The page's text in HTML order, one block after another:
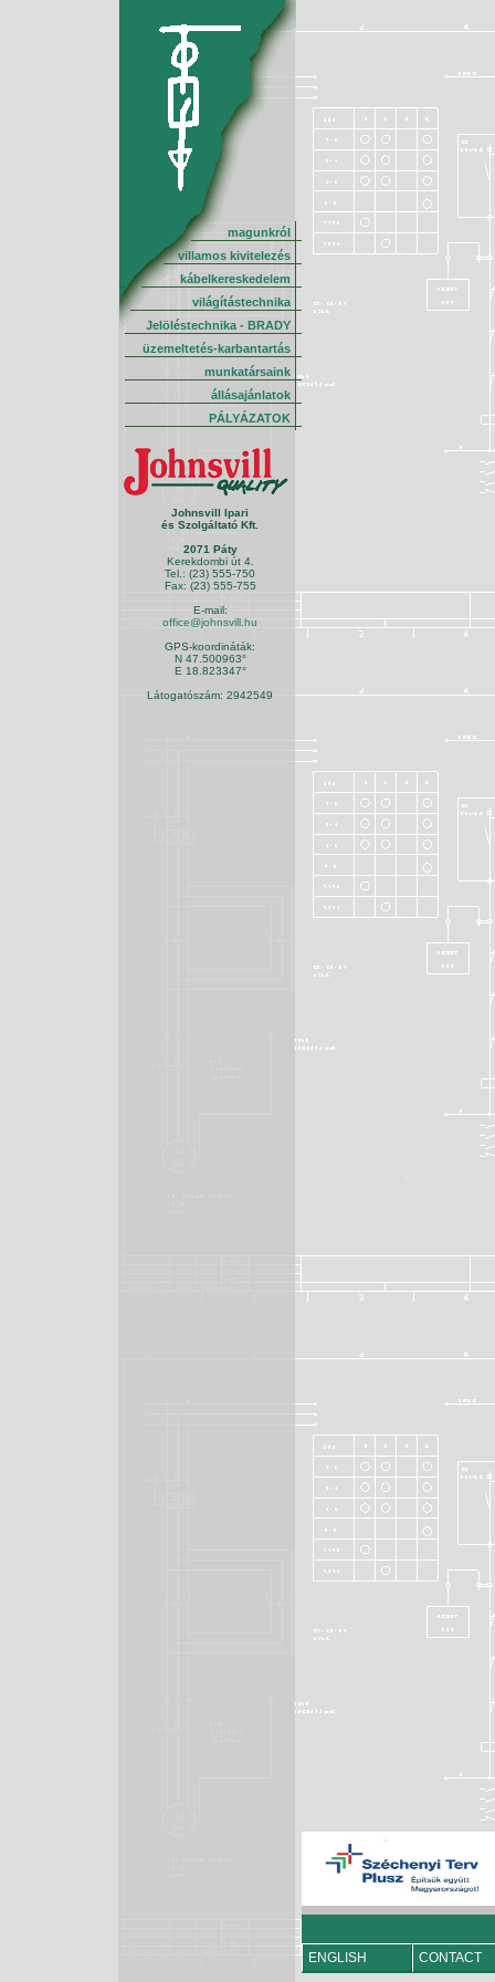
magunkról
villamos kivitelezés
kábelkereskedelem
világítástechnika
Jelöléstechnika - BRADY
üzemeltetés-karbantartás
munkatársaink
állásajánlatok
PÁLYÁZATOK
Johnsvill Ipari
és Szolgáltató Kft.
2071 Páty
Kerekdombi út 4.
Tel.: (23) 555-750
Fax: (23) 555-755
E-mail:
office@johnsvill.hu
GPS-koordináták:
N 47.500963°
E 18.823347°
Látogatószám: 2942549
ENGLISH CONTACT